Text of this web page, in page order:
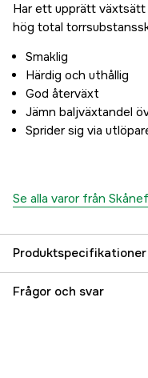
Har ett upprätt
hög total
Smaklig
Härdig och uthållig
God återväxt
Jämn baljväxtandel
Sprider sig via
Se alla varor från
Produktspecifikationer
Referensnummer
Frågor och svar